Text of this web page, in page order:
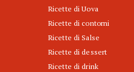
Ricette di Uova
Ricette di contorni
Ricette di Salse
Ricette di dessert
Ricette di drink